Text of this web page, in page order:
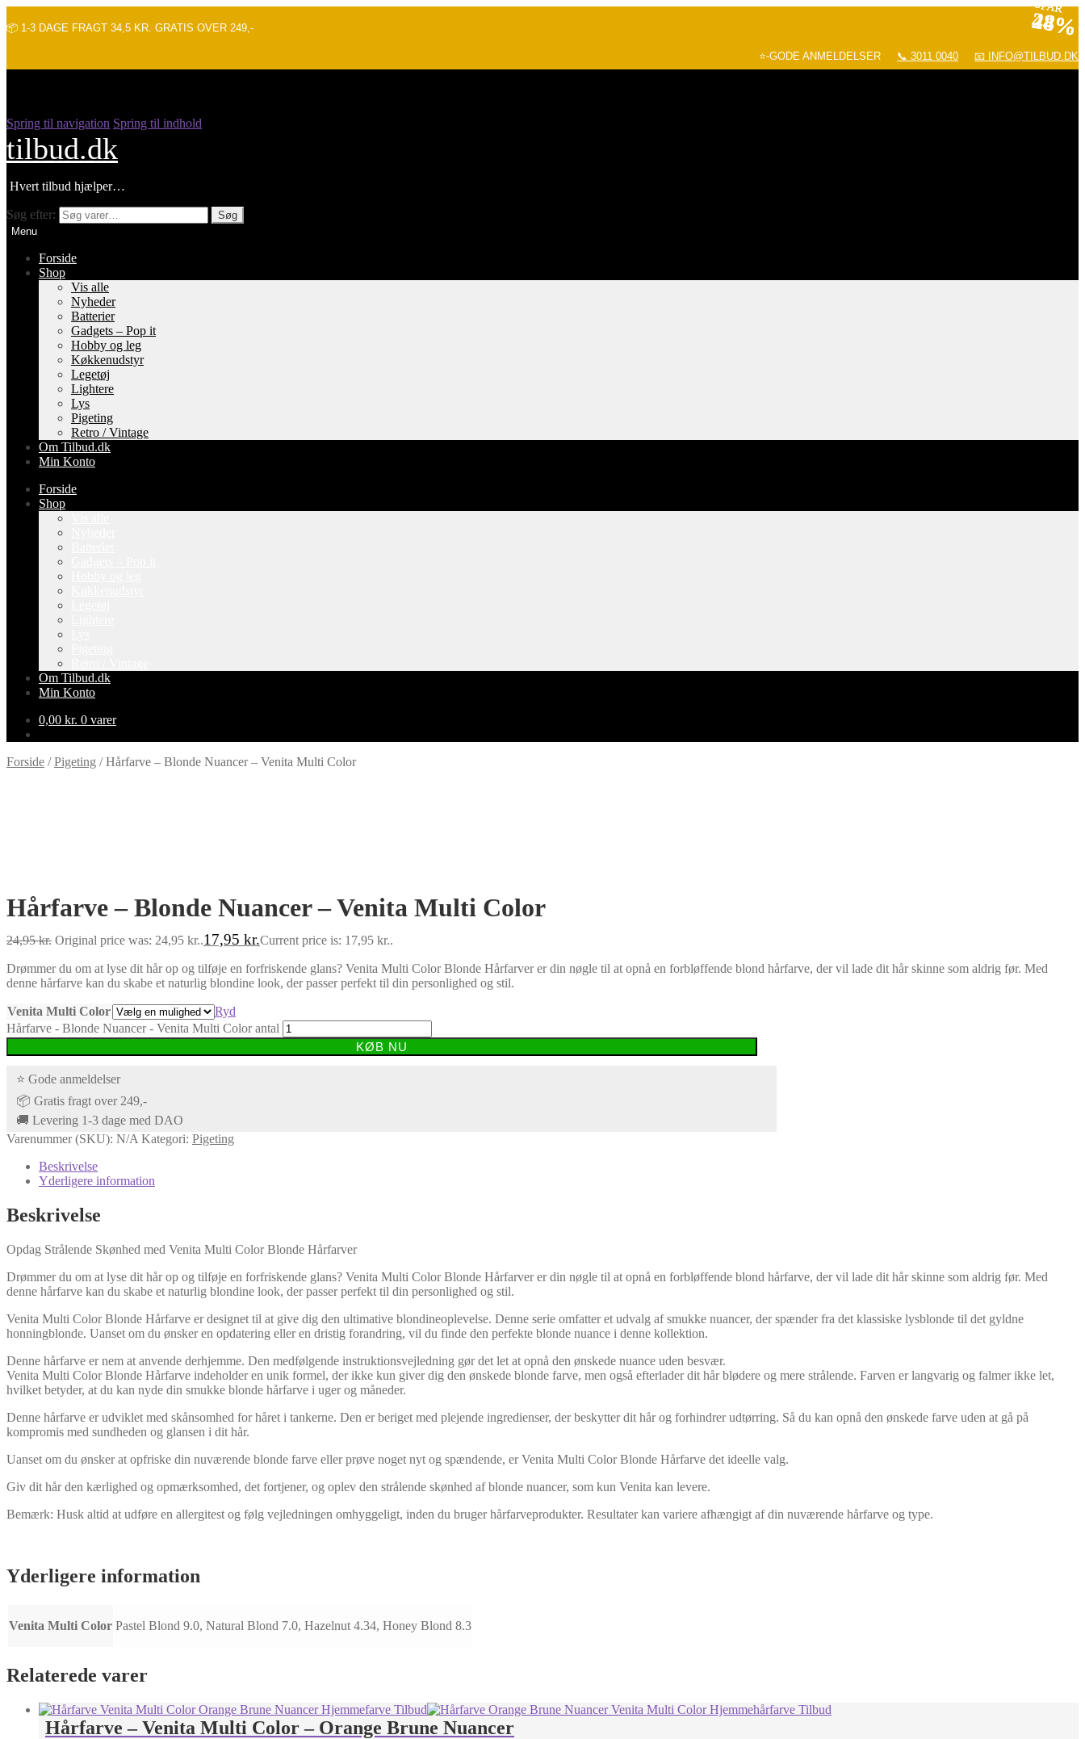
📦 1-3 DAGE FRAGT 34,5 KR. GRATIS OVER 249,-
⭐-GODE ANMELDELSER 📞 3011 0040 📧 INFO@TILBUD.DK
Spring til navigation Spring til indhold
tilbud.dk
Hvert tilbud hjælper…
Søg efter:
Søg
Menu
Forside
Shop
Vis alle
Nyheder
Batterier
Gadgets – Pop it
Hobby og leg
Køkkenudstyr
Legetøj
Lightere
Lys
Pigeting
Retro / Vintage
Om Tilbud.dk
Min Konto
Forside
Shop
Om Tilbud.dk
Min Konto
0,00 kr. 0 varer
Forside /Pigeting /Hårfarve – Blonde Nuancer – Venita Multi Color
-28%
Hårfarve – Blonde Nuancer – Venita Multi Color
24,95kr. Original price was: 24,95 kr..17,95 kr.Current price is: 17,95 kr..
Drømmer du om at lyse dit hår op og tilføje en forfriskende glans? Venita Multi Color Blonde Hårfarver er din nøgle til at opnå en forbløffende blond hårfarve, der vil lade dit hår skinne som aldrig før. Med
denne hårfarve kan du skabe et naturlig blondine look, der passer perfekt til din personlighed og stil.
Venita Multi Color
Ryd
Hårfarve - Blonde Nuancer - Venita Multi Color antal
KØB NU
⭐ Gode anmeldelser
📦 Gratis fragt over 249,-
🚚 Levering 1-3 dage med DAO
Varenummer (SKU): N/A Kategori: Pigeting
Beskrivelse
Yderligere information
Beskrivelse
Opdag Strålende Skønhed med Venita Multi Color Blonde Hårfarver
Drømmer du om at lyse dit hår op og tilføje en forfriskende glans? Venita Multi Color Blonde Hårfarver er din nøgle til at opnå en forbløffende blond hårfarve, der vil lade dit hår skinne som aldrig før. Med
denne hårfarve kan du skabe et naturlig blondine look, der passer perfekt til din personlighed og stil.
Venita Multi Color Blonde Hårfarve er designet til at give dig den ultimative blondineoplevelse. Denne serie omfatter et udvalg af smukke nuancer, der spænder fra det klassiske lysblonde til det gyldne
honningblonde. Uanset om du ønsker en opdatering eller en dristig forandring, vil du finde den perfekte blonde nuance i denne kollektion.
Denne hårfarve er nem at anvende derhjemme. Den medfølgende instruktionsvejledning gør det let at opnå den ønskede nuance uden besvær.
Venita Multi Color Blonde Hårfarve indeholder en unik formel, der ikke kun giver dig den ønskede blonde farve, men også efterlader dit hår blødere og mere strålende. Farven er langvarig og falmer ikke let,
hvilket betyder, at du kan nyde din smukke blonde hårfarve i uger og måneder.
Denne hårfarve er udviklet med skånsomhed for håret i tankerne. Den er beriget med plejende ingredienser, der beskytter dit hår og forhindrer udtørring. Så du kan opnå den ønskede farve uden at gå på
kompromis med sundheden og glansen i dit hår.
Uanset om du ønsker at opfriske din nuværende blonde farve eller prøve noget nyt og spændende, er Venita Multi Color Blonde Hårfarve det ideelle valg.
Giv dit hår den kærlighed og opmærksomhed, det fortjener, og oplev den strålende skønhed af blonde nuancer, som kun Venita kan levere.
Bemærk: Husk altid at udføre en allergitest og følg vejledningen omhyggeligt, inden du bruger hårfarveprodukter. Resultater kan variere afhængigt af din nuværende hårfarve og type.
Yderligere information
Venita Multi Color Pastel Blond 9.0, Natural Blond 7.0, Hazelnut 4.34, Honey Blond 8.3
Relaterede varer
SPAR
28%
Hårfarve – Venita Multi Color – Orange Brune Nuancer
SPAR
28%
SPAR
44%